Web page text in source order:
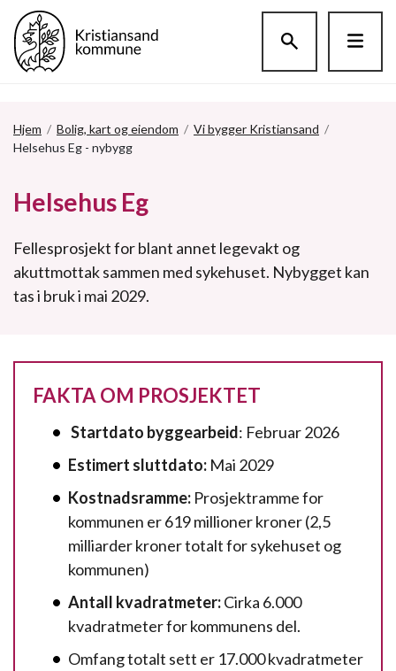
Hjem / Bolig, kart og eiendom / Vi bygger Kristiansand /
Helsehus Eg - nybygg
Helsehus Eg
Fellesprosjekt for blant annet legevakt og
akuttmottak sammen med sykehuset. Nybygget kan
tas i bruk i mai 2029.
FAKTA OM PROSJEKTET
Startdato byggearbeid: Februar 2026
Estimert sluttdato: Mai 2029
Kostnadsramme: Prosjektramme for
kommunen er 619 millioner kroner (2,5
milliarder kroner totalt for sykehuset og
kommunen)
Antall kvadratmeter:Cirka 6.000
kvadratmeter for kommunens del.
Omfang totalt sett er 17.000 kvadratmeter